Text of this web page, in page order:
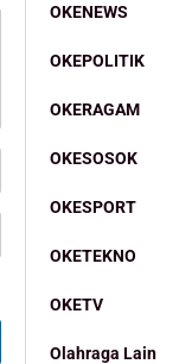
OKENEWS
OKEPOLITIK
OKERAGAM
OKESOSOK
OKESPORT
OKETEKNO
OKETV
Olahraga Lain